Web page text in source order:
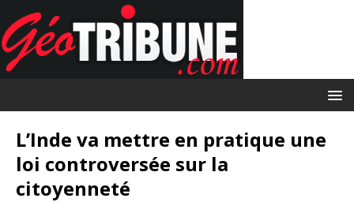
L’Inde va mettre en pratique une
loi controversée sur la
citoyenneté